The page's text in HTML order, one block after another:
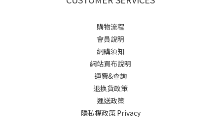
購物流程
會員說明
網購須知
網站買布說明
運費&查詢
退換貨政策
運送政策
隱私權政策 Privacy